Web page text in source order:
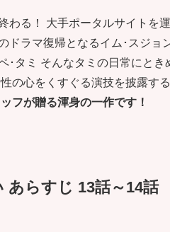
わる！ 大手ポータルサイトを
ドラマ復帰となるイム･スジョ
･タミ そんなタミの日常にと
の心をくすぐる演技を披露する
フが贈る渾身の一作です！
あらすじ 13話～14話